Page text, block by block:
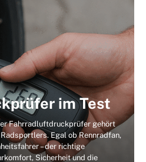
im Test
Fahrradluftdruckprüfer gehört
Egal ob Rennradfan,
– der richtige
Sicherheit und die